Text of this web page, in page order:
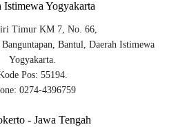
Istimewa Yogyakarta
Timur KM 7, No. 66,
Bantul, Daerah Istimewa
Yogyakarta.
Pos: 55194.
0274-4396759
- Jawa Tengah